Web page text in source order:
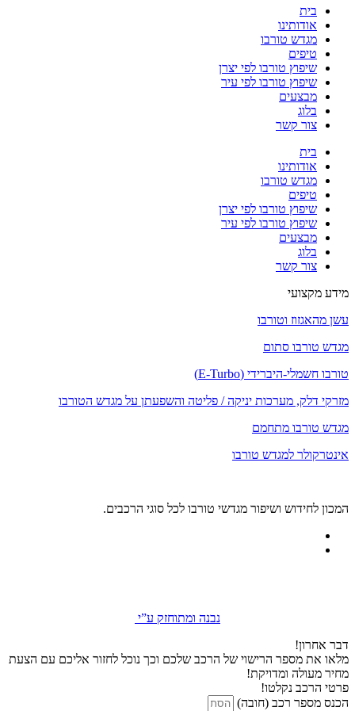
בית
אודותינו
מגדש טורבו
טיפים
שיפוץ טורבו לפי יצרן
שיפוץ טורבו לפי עיר
מבצעים
בלוג
צור קשר
בית
אודותינו
מגדש טורבו
טיפים
שיפוץ טורבו לפי יצרן
שיפוץ טורבו לפי עיר
מבצעים
בלוג
צור קשר
מידע מקצועי
עשן מהאגזוז וטורבו
מגדש טורבו סתום
טורבו חשמלי-היברידי (E-Turbo)
מזרקי דלק, מערכות יניקה / פליטה והשפעתן על מגדש הטורבו
מגדש טורבו מתחמם
אינטרקולר למגדש טורבו
המכון לחידוש ושיפור מגדשי טורבו לכל סוגי הרכבים.
נבנה ומתוחזק ע”י
דבר אחרון!
מלאו את מספר הרישוי של הרכב שלכם וכך נוכל לחזור אליכם עם הצעת
מחיר מעולה ומדויקת!
פרטי הרכב נקלטו!
הכנס מספר רכב (חובה)